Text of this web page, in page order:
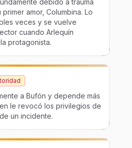
debido a trauma
amor, Columbina. Lo
veces y se vuelve
cuando Arlequín
protagonista.
a Bufón y depende más
le revocó los privilegios de
un incidente.